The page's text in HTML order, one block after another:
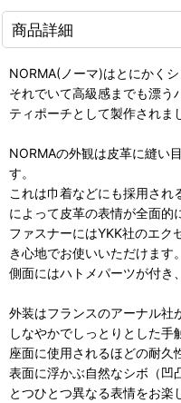
商品詳細
NORMA(ノーマ)はとにかく
それでいて高級感までも漂う
ティポーチとして製作されま
NORMAの外観は皮革に縫い
す。
これは巾着などにも採用さ
によって皮革の表情が全面的
ファスナーにはYKK社のエク
き心地でお使いいただけます。
側面にはハトメパーツが付き
外装はフランスのアーナル社
しなやかでしっとりとした
座面に使用されるほどの耐久
表面に浮かぶ自然なシボ（凹
とつひとつ異なる表情をお楽